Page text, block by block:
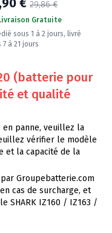
€ 29,86 €
Gratuite
sous 1 à 2 jours, livré
7 à 21 jours
(batterie pour
et qualité
en panne, veuillez la
vérifier le modèle
et la capacité de la
Groupebatterie.com
cas de surcharge, et
SHARK IZ160 / IZ163 /